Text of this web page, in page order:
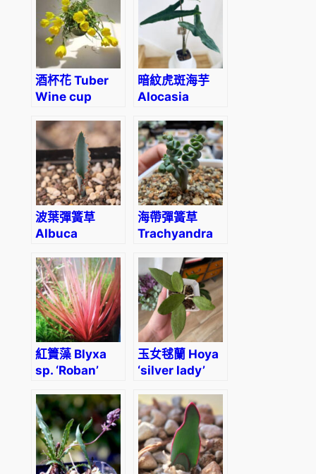
m
a
c
p
u
s
數
酒杯花 Tuber
Wine cup
corrugata)
暗紋虎斑海芋
Alocasia
‘Reticulata’
波葉彈簧草
Albuca
Spring Grass)
海帶彈簧草
Trachyandra
紅簀藻 Blyxa
sp. ‘Roban’
玉女毬蘭 Hoya
‘silver lady’